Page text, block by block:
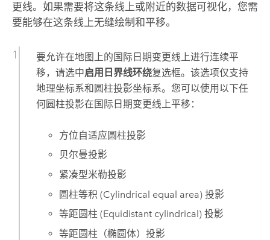
更线。如果需要将这条线上或附近的数据可视化，您需
要能够在这条线上无缝绘制和平移。
要允许在地图上的国际日期变更线上进行连续平
移，请选中启用日界线环绕复选框。该选项仅支持
地理坐标系和圆柱投影坐标系。您可以使用以下任
何圆柱投影在国际日期变更线上平移：
方位自适应圆柱投影
贝尔曼投影
紧凑型米勒投影
圆柱等积 (Cylindrical equal area) 投影
等距圆柱 (Equidistant cylindrical) 投影
等距圆柱（椭圆体）投影